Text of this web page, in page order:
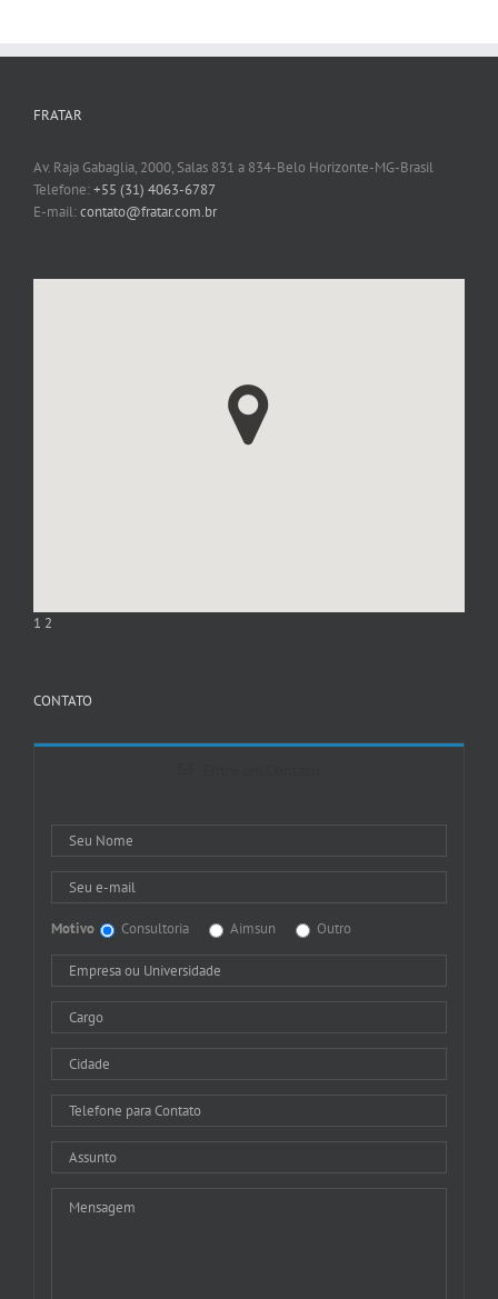
FRATAR
Av. Raja Gabaglia, 2000, Salas 831 a 834-Belo Horizonte-MG-Brasil
Telefone:+55 (31) 4063-6787
E-mail:contato@fratar.com.br
1 2
CONTATO
Motivo Consultoria Aimsun Outro